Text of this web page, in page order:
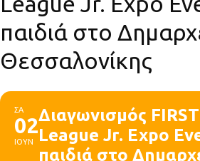
παιδιά στο
Θεσσαλονίκης
ΣΑ
02
ΙΟΥΝ
Διαγωνισμός
League Jr. Expo
παιδιά στο